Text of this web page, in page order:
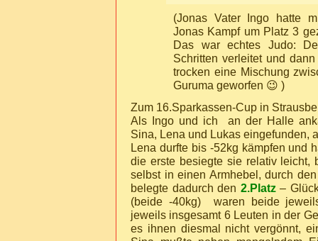
(Jonas Vater Ingo hatte
Jonas Kampf um Platz 3
Das war echtes Judo:
Schritten verleitet und
trocken eine Mischung
Guruma geworfen 😉 )
Zum 16.Sparkassen-Cup in
Als Ingo und ich an der Halle
Sina, Lena und Lukas eingefunden,
Lena durfte bis -52kg kämpfen und
die erste besiegte sie relativ leicht,
selbst in einen Armhebel, durch
belegte dadurch den 2.Platz –
(beide -40kg) waren beide
jeweils insgesamt 6 Leuten in der
es ihnen diesmal nicht vergönnt,